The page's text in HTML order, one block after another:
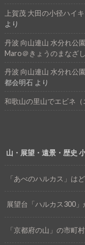
上賀茂 大田の小径ハイ
より
丹波 向山連山 水分れ公
Maro＠きょうのまなざし
丹波 向山連山 水分れ公
都会明石より
和歌山の里山でエビネ
山・展望・遠景・歴史
「あべのハルカス」は
展望台「ハルカス300」
「京都府の山」の市町